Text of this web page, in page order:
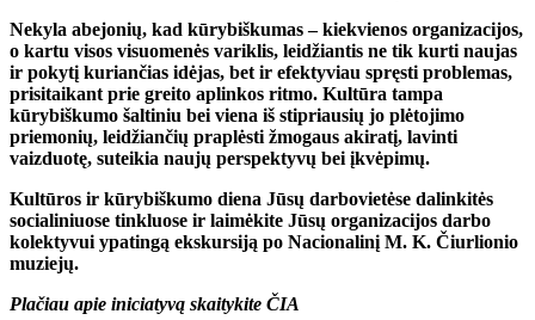
Nekyla abejonių, kad kūrybiškumas – kiekvienos organizacijos,
o kartu visos visuomenės variklis, leidžiantis ne tik kurti naujas
ir pokytį kuriančias idėjas, bet ir efektyviau spręsti problemas,
prisitaikant prie greito aplinkos ritmo. Kultūra tampa
kūrybiškumo šaltiniu bei viena iš stipriausių jo plėtojimo
priemonių, leidžiančių praplėsti žmogaus akiratį, lavinti
vaizduotę, suteikia naujų perspektyvų bei įkvėpimų.
Kultūros ir kūrybiškumo diena Jūsų darbovietėse dalinkitės
socialiniuose tinkluose ir laimėkite Jūsų organizacijos darbo
kolektyvui ypatingą ekskursiją po Nacionalinį M. K. Čiurlionio
muziejų.
Plačiau apie iniciatyvą skaitykite ČIA